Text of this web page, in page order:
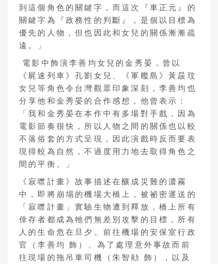
到這個角色的關鍵字，而這次『車正元』的
關鍵字為『政務性的判斷』，是個以目標為
優先的人物，但也因此和女兒的關係漸漸疏
遠。」
電影中飾演李善均女兒的金秀晏，曾以
《屍速列車》孔劉女兒、《軍艦島》黃晸玟
女兒等角色令台灣觀眾印象深刻，李善均也
分享他和金秀晏的合作感想，他曾表示：
「我和金秀晏在本作中有多場對手戲，因為
電影節奏很快，所以人物之間的關係也以較
不落俗套的方式呈現，因此演戲時反而要表
現得較為自然，不過度用力地去取得角色之
間的平衡。」
《寂噤計畫》故事描述在釀成災難的濃霧
中，即將崩塌的機場大橋上，被祕密運送的
「寂噤計畫」實驗生物遭到釋放，橋上所有
倖存者都成為牠們無差別攻擊的目標，所有
人的生命危在旦夕。前往機場的安保室行政
官（李善均 飾）、為了處理意外事故而前
往現場的拖吊車司機（朱智勛 飾），以及